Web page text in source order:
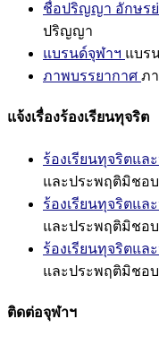
ชื่อปริญญา อักษร
ปริญญา
แบรนด์จุฬาฯ แบร
ภาพบรรยากาศ ภ
แจ้งเรื่องร้องเรียนทุจริต
ร้องเรียนทุจริตแล
และประพฤติมิชอ
ร้องเรียนทุจริตแล
และประพฤติมิชอ
ร้องเรียนทุจริตแล
และประพฤติมิชอ
ติดต่อจุฬาฯ